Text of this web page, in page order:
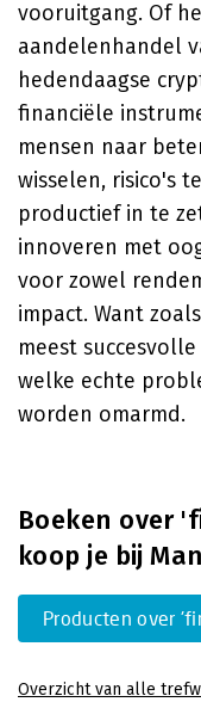
vooruitgang. Of
aandelenhandel
hedendaagse
financiële
mensen naar
wisselen, risico's
productief in te
innoveren met
voor zowel
impact. Want
meest
welke echte
worden omarmd.
Boeken over
koop je bij
Producten over
Overzicht van alle